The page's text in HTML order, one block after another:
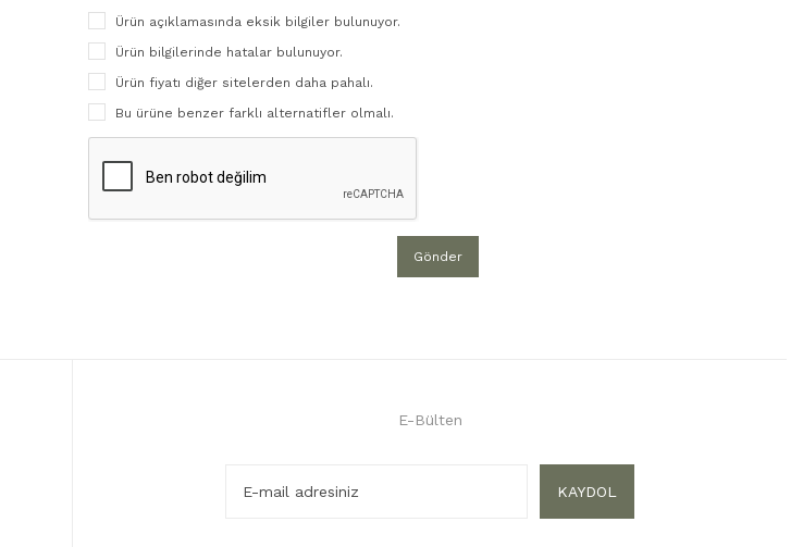
Ürün açıklamasında eksik bilgiler bulunuyor.
Ürün bilgilerinde hatalar bulunuyor.
Ürün fiyatı diğer sitelerden daha pahalı.
Bu ürüne benzer farklı alternatifler olmalı.
Gönder
E-Bülten
KAYDOL